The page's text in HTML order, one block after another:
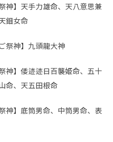
】天手力雄命、天八意思兼
鈿女命
祭神】九頭龍大神
】倭迹迹日百襲姫命、五十
命、天五田根命
】底筒男命、中筒男命、表